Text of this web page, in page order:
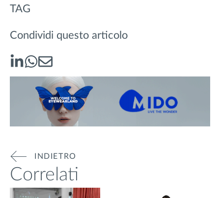
TAG
Condividi questo articolo
INDIETRO
Correlati